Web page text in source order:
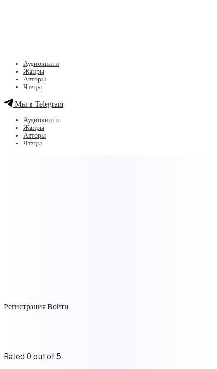
Регистрация Войти
Аудиокниги
Жанры
Авторы
Чтецы
Мы в Telegram
Аудиокниги
Жанры
Авторы
Чтецы
Rated 0 out of 5